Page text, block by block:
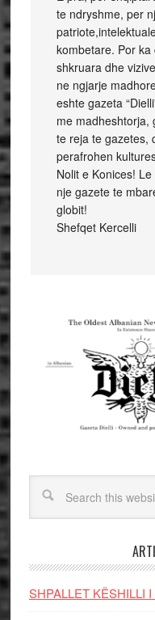
te ndryshme, per
kombetare. Por
shkruara dhe
ne ngjarje
eshte gazeta
me madheshtorja,
te reja te gazetes,
perafrohen
Nolit e Konices!
nje gazete te
globit!
Shefqet Kercelli
SHPALLET KËSHILLI